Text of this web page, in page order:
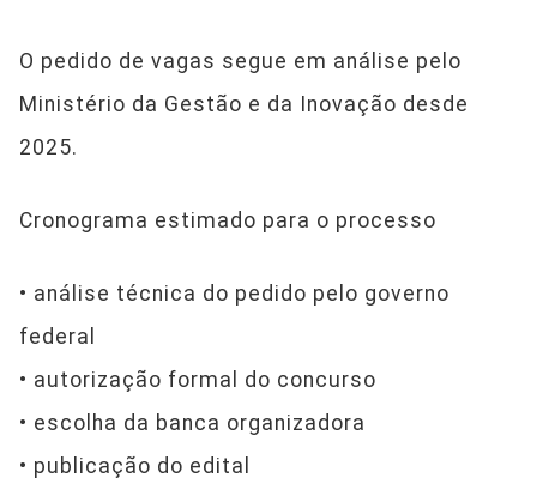
O pedido de vagas segue em análise pelo
Ministério da Gestão e da Inovação desde
2025.
Cronograma estimado para o processo
• análise técnica do pedido pelo governo
federal
• autorização formal do concurso
• escolha da banca organizadora
• publicação do edital